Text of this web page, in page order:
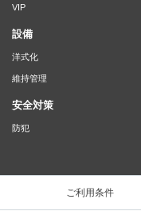
VIP
設備
洋式化
維持管理
安全対策
防犯
ご利用条件